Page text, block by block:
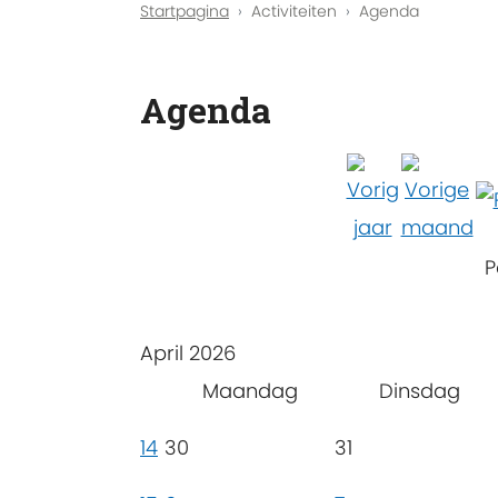
Startpagina Activiteiten Agenda
Agenda
April 2026
Maandag
Dinsdag
14 30 31